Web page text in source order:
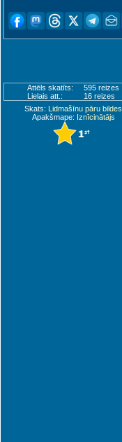
Attēls skatīts:
595 reizes
Lielais att.:
16 reizes
Skats: Lidmašīnu pāru bildes
Apakšmape: Iznīcinātājs